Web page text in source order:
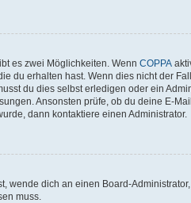
es zwei Möglichkeiten. Wenn COPPA
du erhalten hast. Wenn dies nicht der
du dies selbst erledigen oder ein
Ansonsten prüfe, ob du deine E-
dann kontaktiere einen Administrator.
wende dich an einen Board-
muss.